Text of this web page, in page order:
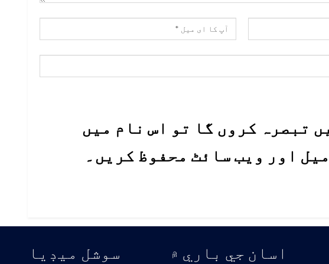
تبصرہ کروں گا تو اس نام میں
اور ویب سائٹ محفوظ کریں۔
اسان جي باري ۾ سوشل ميڊيا